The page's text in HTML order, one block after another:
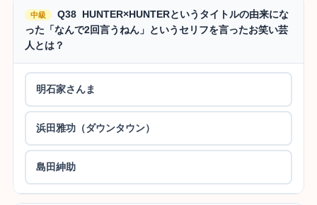
中級
Q38 HUNTER×HUNTERというタイトルの由来にな
った「なんで2回言うねん」というセリフを言ったお笑い芸
人とは？
明石家さんま
浜田雅功（ダウンタウン）
島田紳助